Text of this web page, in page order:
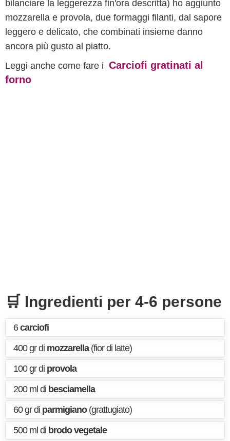
bilanciare la leggerezza fin'ora descritta) ho aggiunto
mozzarella e provola, due formaggi filanti, dal sapore
leggero e delicato, che combinati insieme danno
ancora più gusto al piatto.
Leggi anche come fare i Carciofi gratinati al
forno
🛒 Ingredienti per 4-6 persone
6carciofi
400 gr di mozzarella(fior di latte)
100 gr di provola
200 ml di besciamella
60 gr di parmigiano(grattugiato)
500 ml di brodo vegetale